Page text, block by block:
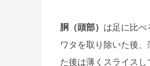
胴（頭部） は足に比べ
ワタを取り除いた後
た後は薄くスライスし